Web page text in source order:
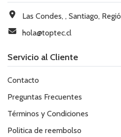
Las Condes, , Santiago,
hola@toptec.cl
Servicio al Cliente
Contacto
Preguntas Frecuentes
Términos y Condiciones
Politica de reembolso